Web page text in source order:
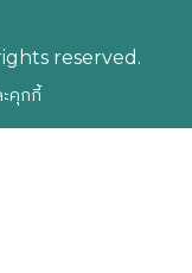
reserved.
คุกกี้